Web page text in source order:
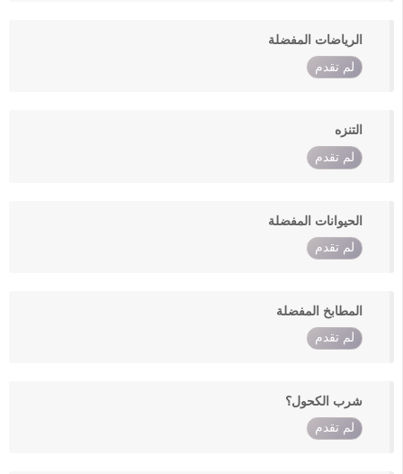
الرياضات المفضلة
لم تقدم
التنزه
لم تقدم
الحيوانات المفضلة
لم تقدم
المطابخ المفضلة
لم تقدم
شرب الكحول؟
لم تقدم